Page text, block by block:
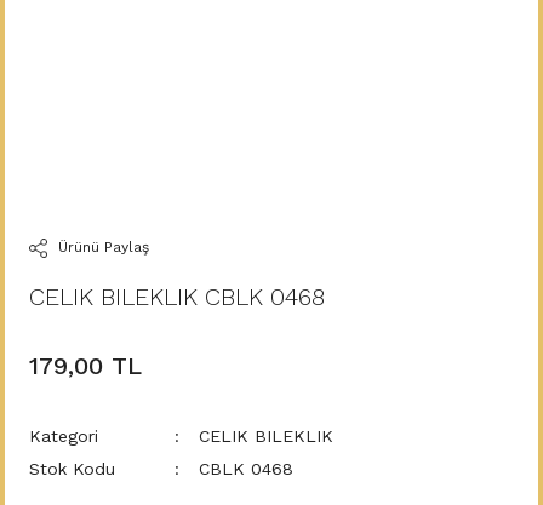
Ürünü Paylaş
CELIK BILEKLIK CBLK 0468
179,00 TL
Kategori
CELIK BILEKLIK
Stok Kodu
CBLK 0468